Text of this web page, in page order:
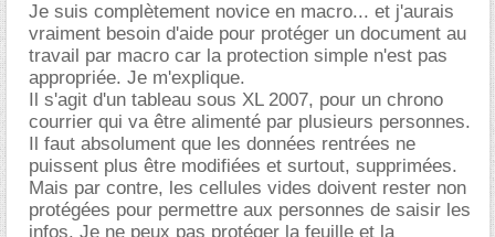
Je suis complètement novice en macro... et j'aurais
vraiment besoin d'aide pour protéger un document au
travail par macro car la protection simple n'est pas
appropriée. Je m'explique.
Il s'agit d'un tableau sous XL 2007, pour un chrono
courrier qui va être alimenté par plusieurs personnes.
Il faut absolument que les données rentrées ne
puissent plus être modifiées et surtout, supprimées.
Mais par contre, les cellules vides doivent rester non
protégées pour permettre aux personnes de saisir les
infos. Je ne peux pas protéger la feuille et la